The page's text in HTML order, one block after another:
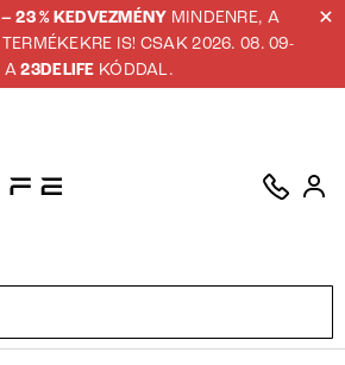
23 % KEDVEZMÉNY MINDENRE, A
IS! CSAK 2026. 08. 09-
A23DELIFE KÓDDAL.